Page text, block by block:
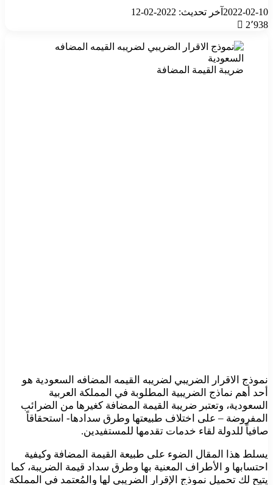
2022-02-10 آخر تحديث: 2022-02-12
2٬938
ضريبة القيمة المضافة
نموذج الاقرار الضريبي لضريبه القيمه المضافه السعودية هو
أحد أهم نماذج الضريبية المطلوبة في المملكة العربية
السعودية، وتعتبر ضريبة القيمة المضافة كغيرها من الضرائب
المفروضة – على اختلاف طبيعتها وطرق سدادها- استحقاقاً
صافياً للدولة لقاء خدمات تقدمها للمستفيدين.
يسلط هذا المقال الضوء على طبيعة القيمة المضافة وكيفية
احتسابها و الأطراف المعنية بها وطرق سداد قيمة الضريبة، كما
يتيح لك تحميل نموذج الإقرار الضريبي لها والمُعتمد في المملكة